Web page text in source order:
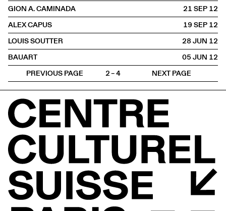
GION A. CAMINADA
21 SEP2012
ALEX CAPUS
19 SEP2012
LOUIS SOUTTER
28 JUN2012
BAUART
05 JUN2012
PREVIOUS PAGE
2 – 4 NEXT PAGE